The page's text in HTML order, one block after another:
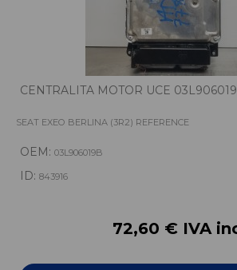
CENTRALITA MOTOR UCE
SEAT EXEO BERLINA (3R2) REFERENCE
OEM: 03L906019B
ID: 843916
72,60 € IVA